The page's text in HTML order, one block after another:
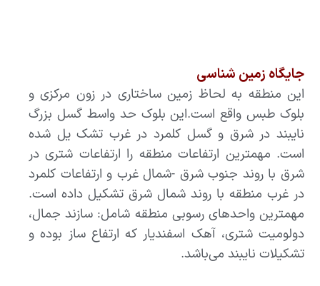
جایگاه زمین شناسی
این منطقه به لحاظ زمین ساختاری در زون مرکزی و
بلوک طبس واقع است‌.این بلوک حد واسط گسل بزرگ
نایبند در شرق و گسل کلمرد در غرب تشک یل شده
است‌. مهمترین ارتفاعات منطقه را ارتفاعات شتری در
شرق با روند جنوب شرق -شمال غرب و ارتفاعات کلمرد
در غرب منطقه با روند شمال شرق تشکیل داده است.
مهمترین واحدهای رسوبی منطقه شامل: سازند جمال،
دولومیت شتری، آهک اسفندیار که ارتفاع ساز بوده و
تشکیلات نایبند می‌باشد.